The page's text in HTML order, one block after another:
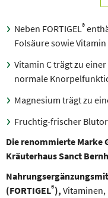
Neben FORTIGEL®
Folsäure sowie Vitamin
Vitamin C trägt zu
normale
Magnesium trägt zu
Fruchtig-frischer
Die renommierte Marke
Kräuterhaus Sanct
(FORTIGEL®), Vitaminen,